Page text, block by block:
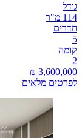
גודל
114 מ"ר
חדרים
5
קומה
2
לפרטים מלאים